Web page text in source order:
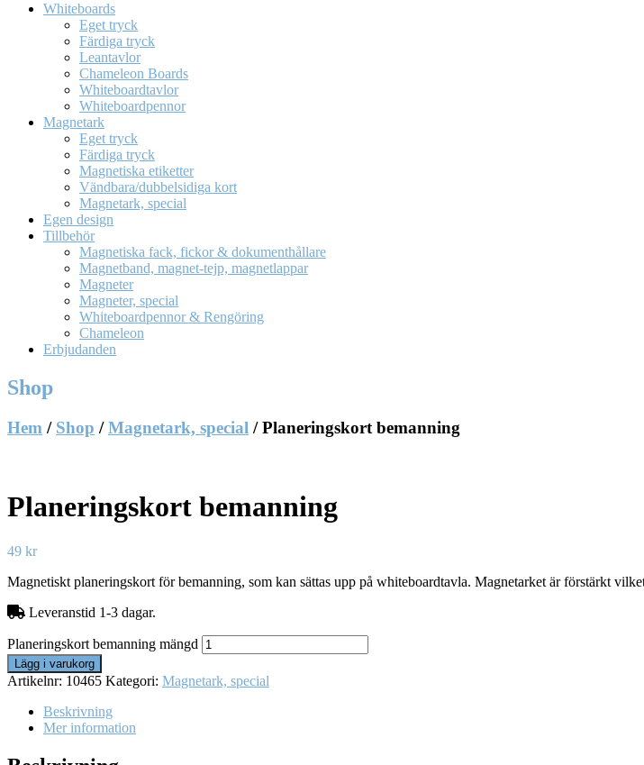
Whiteboards
Eget tryck
Färdiga tryck
Leantavlor
Chameleon Boards
Whiteboardtavlor
Whiteboardpennor
Magnetark
Eget tryck
Färdiga tryck
Magnetiska etiketter
Vändbara/dubbelsidiga kort
Magnetark, special
Egen design
Tillbehör
Magnetiska fack, fickor & dokumenthållare
Magnetband, magnet-tejp, magnetlappar
Magneter
Magneter, special
Whiteboardpennor & Rengöring
Chameleon
Erbjudanden
Shop
Hem / Shop /Magnetark, special / Planeringskort bemanning
Planeringskort bemanning
49 kr
Magnetiskt planeringskort för bemanning, som kan sättas upp på whiteboardtavla. Magnetarket är förstärkt
Leveranstid 1-3 dagar.
Planeringskort bemanning mängd
Lägg i varukorg
Artikelnr: 10465 Kategori: Magnetark, special
Beskrivning
Mer information